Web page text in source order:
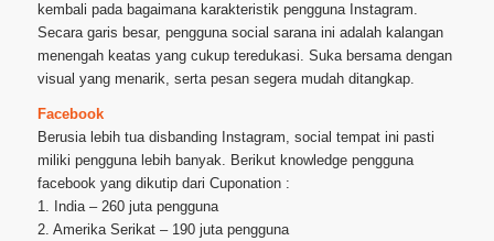
kembali pada bagaimana karakteristik pengguna Instagram.
Secara garis besar, pengguna social sarana ini adalah kalangan
menengah keatas yang cukup teredukasi. Suka bersama dengan
visual yang menarik, serta pesan segera mudah ditangkap.
Facebook
Berusia lebih tua disbanding Instagram, social tempat ini pasti
miliki pengguna lebih banyak. Berikut knowledge pengguna
facebook yang dikutip dari Cuponation :
1. India – 260 juta pengguna
2. Amerika Serikat – 190 juta pengguna